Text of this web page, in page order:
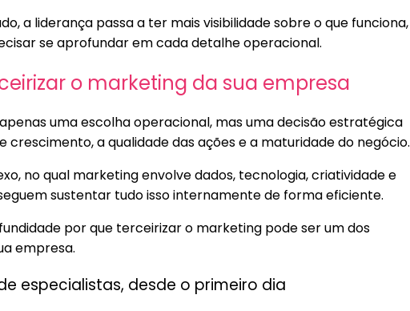
a liderança passa a ter mais visibilidade sobre o que funciona,
se aprofundar em cada detalhe operacional.
o marketing da sua empresa
uma escolha operacional, mas uma decisão estratégica
crescimento, a qualidade das ações e a maturidade do negócio.
no qual marketing envolve dados, tecnologia, criatividade e
sustentar tudo isso internamente de forma eficiente.
por que terceirizar o marketing pode ser um dos
empresa.
especialistas, desde o primeiro dia